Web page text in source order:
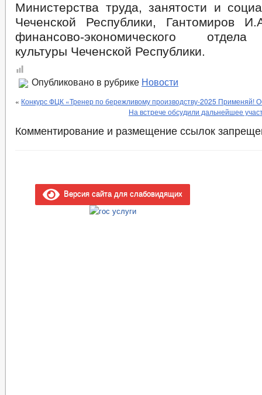
Министерства труда, занятости и
Чеченской Республики, Гантомиров
финансово-экономического
культуры Чеченской Республики.
Опубликовано в рубрике Новости
« Конкурс ФЦК «Тренер по бережливому производству-2025 Применяй!
На встрече обсудили дальнейшее
Комментирование и размещение ссылок
Версия сайта для слабовидящих